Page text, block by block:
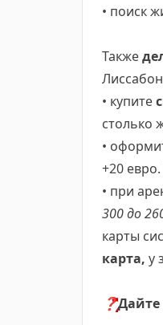
• поиск
Также
• купите
столько
•
+20
• при
300 до
карты
карта, у
❓Дайте